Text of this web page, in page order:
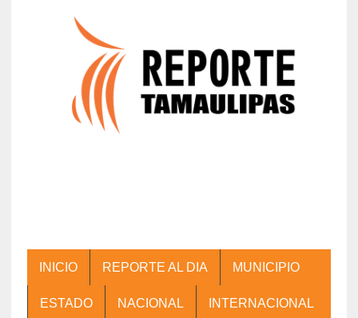
INICIO REPORTE AL DIA MUNICIPIO
ESTADO NACIONAL INTERNACIONAL